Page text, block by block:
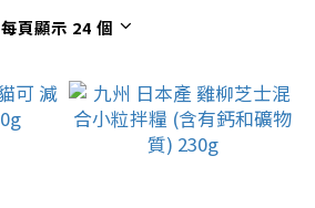
每頁顯示 24 個